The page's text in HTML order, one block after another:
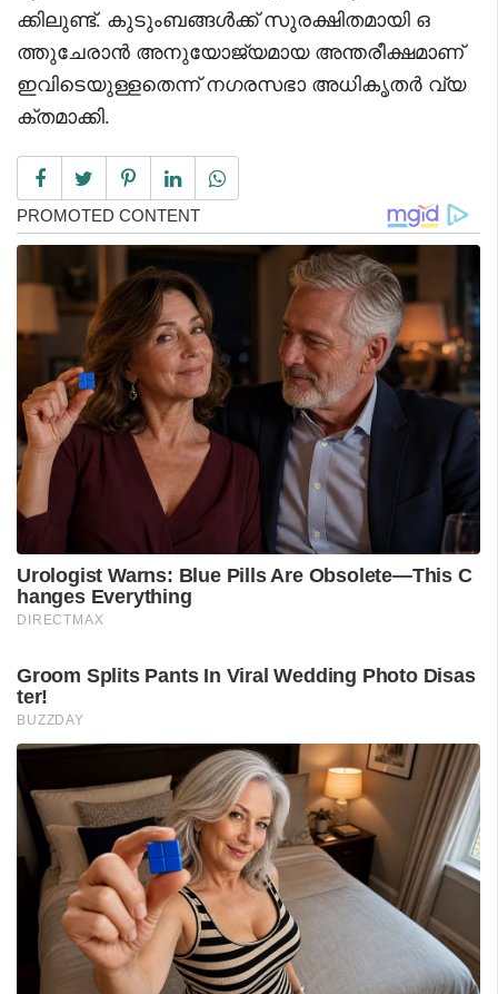
ക്കിലുണ്ട്. കുടുംബങ്ങൾക്ക് സുരക്ഷിതമായി ഒ
ത്തുചേരാൻ അനുയോജ്യമായ അന്തരീക്ഷമാണ്
ഇവിടെയുള്ളതെന്ന് നഗരസഭാ അധികൃതർ വ്യ
ക്തമാക്കി.